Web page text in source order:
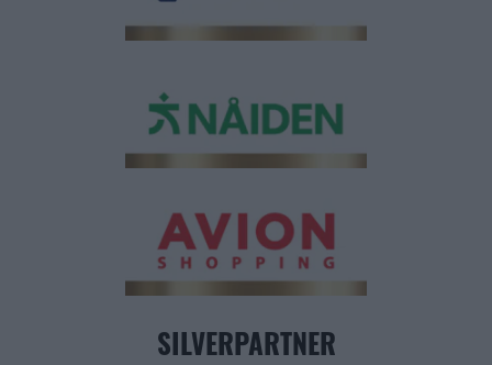
SILVERPARTNER